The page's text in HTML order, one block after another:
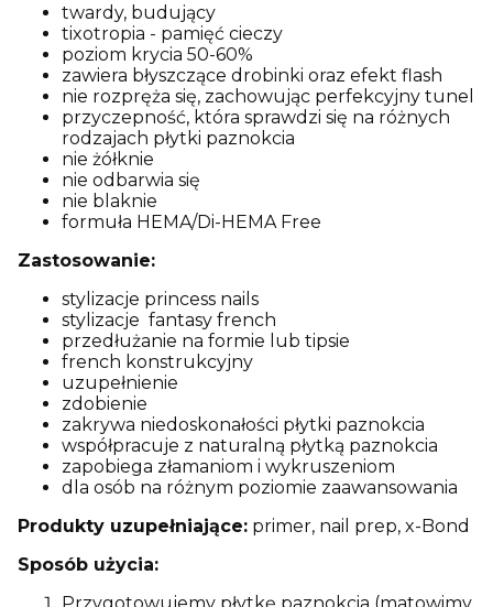
twardy, budujący
tixotropia - pamięć cieczy
poziom krycia 50-60%
zawiera błyszczące drobinki oraz efekt flash
nie rozpręża się, zachowując perfekcyjny tunel
przyczepność, która sprawdzi się na różnych
rodzajach płytki paznokcia
nie żółknie
nie odbarwia się
nie blaknie
formuła HEMA/Di-HEMA Free
Zastosowanie:
stylizacje princess nails
stylizacje fantasy french
przedłużanie na formie lub tipsie
french konstrukcyjny
uzupełnienie
zdobienie
zakrywa niedoskonałości płytki paznokcia
współpracuje z naturalną płytką paznokcia
zapobiega złamaniom i wykruszeniom
dla osób na różnym poziomie zaawansowania
Produkty uzupełniające: primer, nail prep, x-Bond
Sposób użycia: